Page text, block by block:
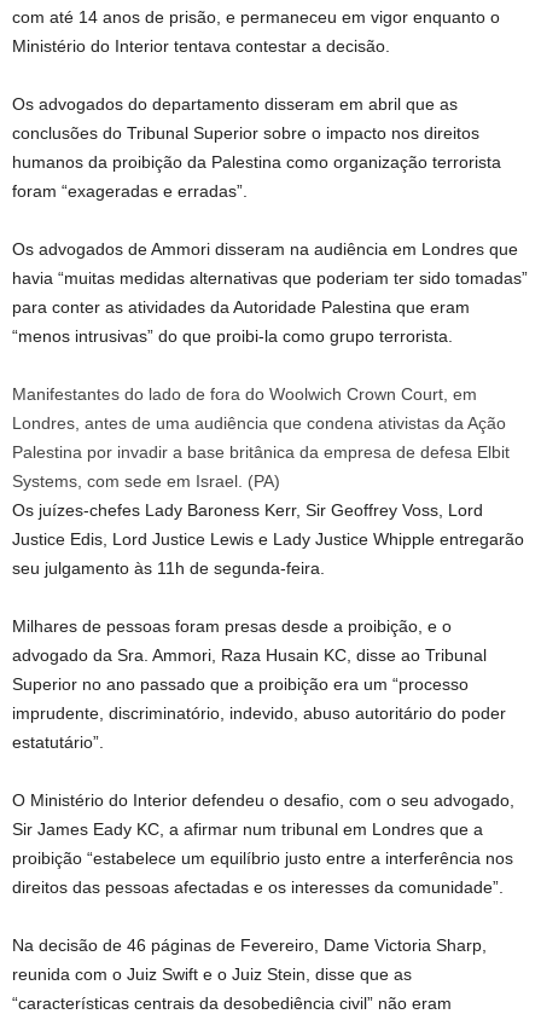
com até 14 anos de prisão, e permaneceu em vigor enquanto o
Ministério do Interior tentava contestar a decisão.
Os advogados do departamento disseram em abril que as
conclusões do Tribunal Superior sobre o impacto nos direitos
humanos da proibição da Palestina como organização terrorista
foram “exageradas e erradas”.
Os advogados de Ammori disseram na audiência em Londres que
havia “muitas medidas alternativas que poderiam ter sido tomadas”
para conter as atividades da Autoridade Palestina que eram
“menos intrusivas” do que proibi-la como grupo terrorista.
Manifestantes do lado de fora do Woolwich Crown Court, em
Londres, antes de uma audiência que condena ativistas da Ação
Palestina por invadir a base britânica da empresa de defesa Elbit
Systems, com sede em Israel. (PA)
Os juízes-chefes Lady Baroness Kerr, Sir Geoffrey Voss, Lord
Justice Edis, Lord Justice Lewis e Lady Justice Whipple entregarão
seu julgamento às 11h de segunda-feira.
Milhares de pessoas foram presas desde a proibição, e o
advogado da Sra. Ammori, Raza Husain KC, disse ao Tribunal
Superior no ano passado que a proibição era um “processo
imprudente, discriminatório, indevido, abuso autoritário do poder
estatutário”.
O Ministério do Interior defendeu o desafio, com o seu advogado,
Sir James Eady KC, a afirmar num tribunal em Londres que a
proibição “estabelece um equilíbrio justo entre a interferência nos
direitos das pessoas afectadas e os interesses da comunidade”.
Na decisão de 46 páginas de Fevereiro, Dame Victoria Sharp,
reunida com o Juiz Swift e o Juiz Stein, disse que as
“características centrais da desobediência civil” não eram